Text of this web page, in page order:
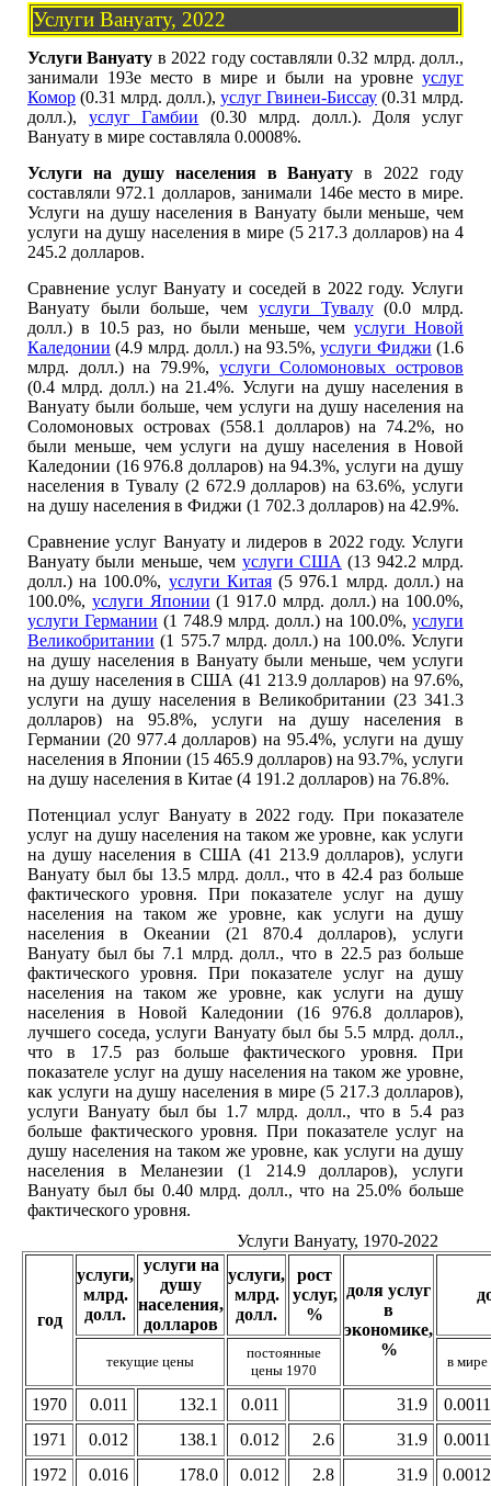
Услуги Вануату, 2022
Услуги Вануату в 2022 году составляли 0.32 млрд. долл.,
занимали 193е место в мире и были на уровне услуг
Комор (0.31 млрд. долл.), услуг Гвинеи-Биссау (0.31 млрд.
долл.), услуг Гамбии (0.30 млрд. долл.). Доля услуг
Вануату в мире составляла 0.0008%.
Услуги на душу населения в Вануату в 2022 году
составляли 972.1 долларов, занимали 146е место в мире.
Услуги на душу населения в Вануату были меньше, чем
услуги на душу населения в мире (5 217.3 долларов) на 4
245.2 долларов.
Сравнение услуг Вануату и соседей в 2022 году. Услуги
Вануату были больше, чем услуги Тувалу(0.0 млрд.
долл.) в 10.5 раз, но были меньше, чемуслуги Новой
Каледонии (4.9 млрд. долл.) на 93.5%,услуги Фиджи (1.6
млрд. долл.) на 79.9%, услуги Соломоновых островов
(0.4 млрд. долл.) на 21.4%. Услуги на душу населения в
Вануату были больше, чем услуги на душу населения на
Соломоновых островах (558.1 долларов) на 74.2%, но
были меньше, чем услуги на душу населения в Новой
Каледонии (16 976.8 долларов) на 94.3%, услуги на душу
населения в Тувалу (2 672.9 долларов) на 63.6%, услуги
на душу населения в Фиджи (1 702.3 долларов) на 42.9%.
Сравнение услуг Вануату и лидеров в 2022 году. Услуги
Вануату были меньше, чем услуги США (13 942.2 млрд.
долл.) на 100.0%, услуги Китая(5 976.1 млрд. долл.) на
100.0%, услуги Японии (1 917.0 млрд. долл.) на 100.0%,
услуги Германии (1 748.9 млрд. долл.) на 100.0%, услуги
Великобритании (1 575.7 млрд. долл.) на 100.0%. Услуги
на душу населения в Вануату были меньше, чем услуги
на душу населения в США (41 213.9 долларов) на 97.6%,
услуги на душу населения в Великобритании (23 341.3
долларов) на 95.8%, услуги на душу населения в
Германии (20 977.4 долларов) на 95.4%, услуги на душу
населения в Японии (15 465.9 долларов) на 93.7%, услуги
на душу населения в Китае (4 191.2 долларов) на 76.8%.
Потенциал услуг Вануату в 2022 году. При показателе
услуг на душу населения на таком же уровне, как услуги
на душу населения в США (41 213.9 долларов), услуги
Вануату был бы 13.5 млрд. долл., что в 42.4 раз больше
фактического уровня. При показателе услуг на душу
населения на таком же уровне, как услуги на душу
населения в Океании (21 870.4 долларов), услуги
Вануату был бы 7.1 млрд. долл., что в 22.5 раз больше
фактического уровня. При показателе услуг на душу
населения на таком же уровне, как услуги на душу
населения в Новой Каледонии (16 976.8 долларов),
лучшего соседа, услуги Вануату был бы 5.5 млрд. долл.,
что в 17.5 раз больше фактического уровня. При
показателе услуг на душу населения на таком же уровне,
как услуги на душу населения в мире (5 217.3 долларов),
услуги Вануату был бы 1.7 млрд. долл., что в 5.4 раз
больше фактического уровня. При показателе услуг на
душу населения на таком же уровне, как услуги на душу
населения в Меланезии (1 214.9 долларов), услуги
Вануату был бы 0.40 млрд. долл., что на 25.0% больше
фактического уровня.
Услуги Вануату, 1970-2022
год
услуги,
млрд.
долл.
услуги на
душу
населения,
долларов
услуги,
млрд.
долл.
рост
услуг,
%
доля услуг
в
экономике,
%
текущие цены
постоянные
цены 1970
в мире
1970 0.011 132.1 0.011 31.9
0.0011
1971
0.012 138.1 0.012 2.6 31.9
0.0011
1972
0.016 178.0 0.012 2.8 31.9
0.0012